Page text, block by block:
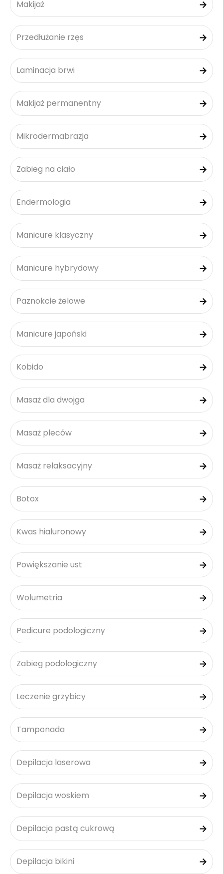
Makijaż
Przedłużanie rzęs
Laminacja brwi
Makijaż permanentny
Mikrodermabrazja
Zabieg na ciało
Endermologia
Manicure klasyczny
Manicure hybrydowy
Paznokcie żelowe
Manicure japoński
Kobido
Masaż dla dwojga
Masaż pleców
Masaż relaksacyjny
Botox
Kwas hialuronowy
Powiększanie ust
Wolumetria
Pedicure podologiczny
Zabieg podologiczny
Leczenie grzybicy
Tamponada
Depilacja laserowa
Depilacja woskiem
Depilacja pastą cukrową
Depilacja bikini